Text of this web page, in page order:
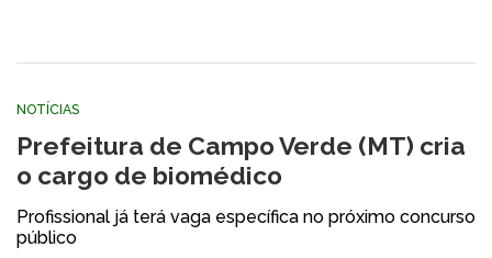
NOTÍCIAS
Prefeitura de Campo Verde (MT) cria
o cargo de biomédico
Profissional já terá vaga específica no próximo concurso
público